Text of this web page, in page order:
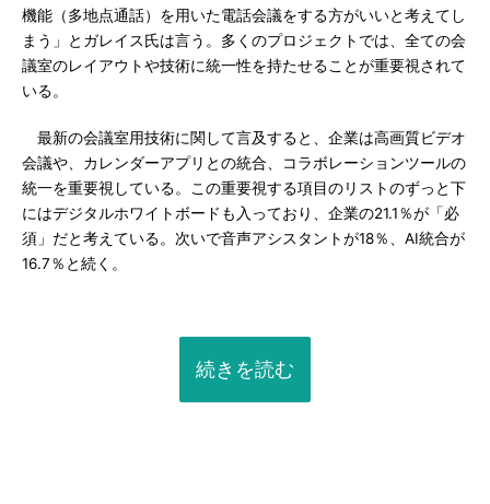
機能（多地点通話）を用いた電話会議をする方がいいと考えてし
まう」とガレイス氏は言う。多くのプロジェクトでは、全ての会
議室のレイアウトや技術に統一性を持たせることが重要視されて
いる。
最新の会議室用技術に関して言及すると、企業は高画質ビデオ
会議や、カレンダーアプリとの統合、コラボレーションツールの
統一を重要視している。この重要視する項目のリストのずっと下
にはデジタルホワイトボードも入っており、企業の21.1％が「必
須」だと考えている。次いで音声アシスタントが18％、AI統合が
16.7％と続く。
続きを読む